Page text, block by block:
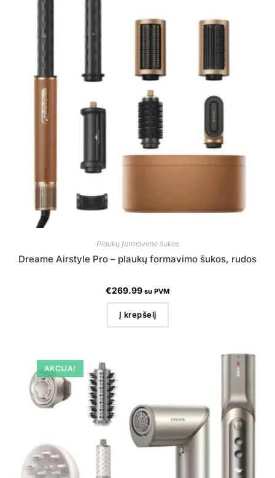
Plaukų formavimo šukos
Dreame Airstyle Pro – plaukų formavimo šukos, rudos
€269.99 su PVM
Į krepšelį
AKCIJA!